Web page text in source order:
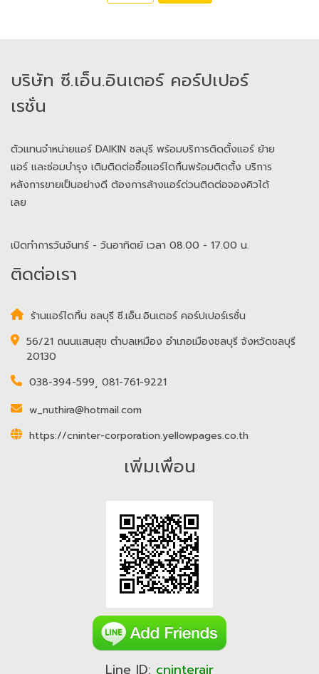
​​​​​​​บริษัท ซี.เอ็น.อินเตอร์ คอร์ปเปอร์
เรชั่น
ตัวแทนจำหน่ายแอร์ DAIKIN ชลบุรี พร้อมบริการติดตั้งแอร์ ย้าย
แอร์ และซ่อมบำรุง เติมติดต่อซื้อแอร์ไดกิ้นพร้อมติดตั้ง บริการ
หลังการขายเป็นอย่างดี ต้องการล้างแอร์ด่วนติดต่อจองคิวได้
เลย
เปิดทำการวันจันทร์ - วันอาทิตย์ เวลา 08.00 - 17.00 น.
ติดต่อเรา
ร้านแอร์ไดกิ้น ชลบุรี ซี.เอ็น.อินเตอร์ คอร์ปเปอร์เรชั่น
56/21 ถนนแสนสุข ตำบลเหมือง อำเภอเมืองชลบุรี จังหวัดชลบุรี
20130
038-394-599, 081-761-9221
w_nuthira@hotmail.com
https://cninter-corporation.yellowpages.co.th
เพิ่มเพื่อน
Line ID: cninterair